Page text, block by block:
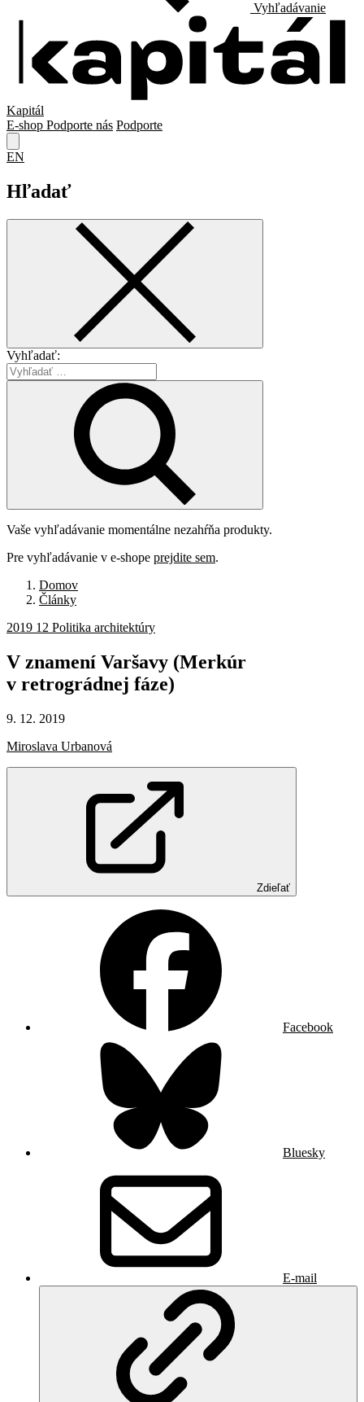
Vyhľadávanie
Kapitál
E-shop Podporte nás Podporte
EN
Hľadať
Vyhľadať:
Vaše vyhľadávanie momentálne nezahŕňa produkty.
Pre vyhľadávanie v e-shope prejdite sem.
Domov
Články
2019 12 Politika architektúry
V znamení Varšavy (Merkúr
v retrográdnej fáze)
9. 12. 2019
Miroslava Urbanová
Zdieľať
Facebook
Bluesky
E-mail